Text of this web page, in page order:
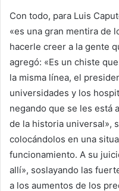
Con todo, para Luis
«es una gran mentira de
hacerle creer a la gente
agregó: «Es un chiste
la misma línea, el
universidades y los
negando que se les está
de la historia universal»,
colocándolos en una
funcionamiento. A su
allí», soslayando las
a los aumentos de los